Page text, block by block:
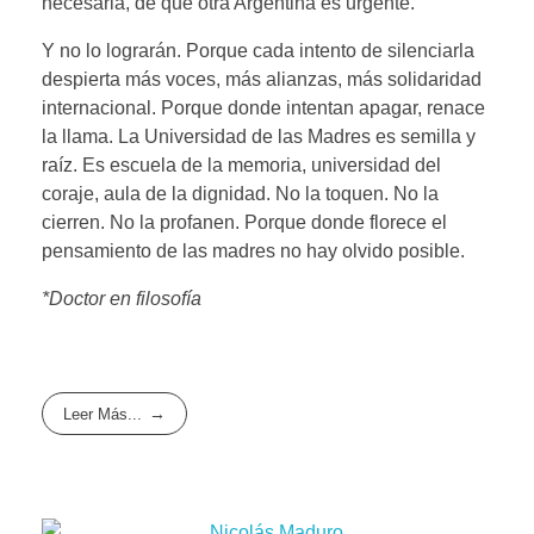
Y no lo lograrán. Porque cada intento de silenciarla
despierta más voces, más alianzas, más solidaridad
internacional. Porque donde intentan apagar, renace
la llama. La Universidad de las Madres es semilla y
raíz. Es escuela de la memoria, universidad del
coraje, aula de la dignidad. No la toquen. No la
cierren. No la profanen. Porque donde florece el
pensamiento de las madres no hay olvido posible.
*Doctor en filosofía
Leer Más...